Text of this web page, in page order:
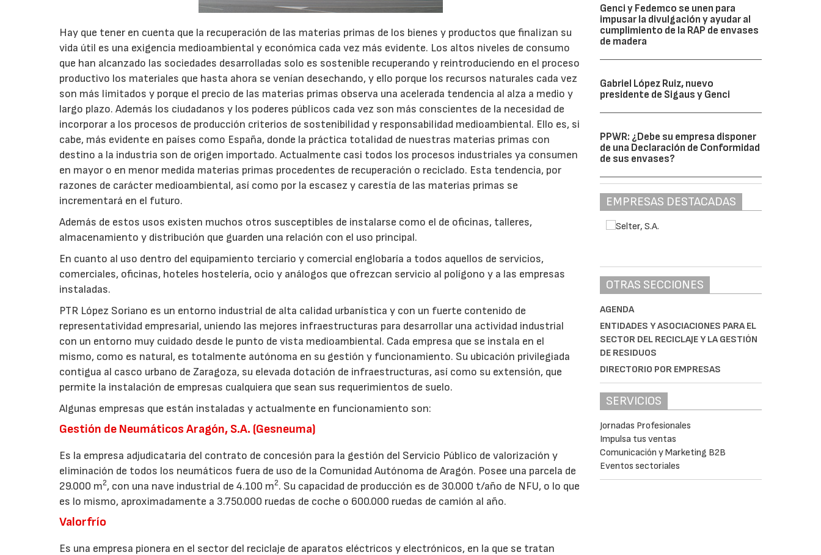
Hay que tener en cuenta que la recuperación de las materias primas de los bienes y productos que finalizan su
vida útil es una exigencia medioambiental y económica cada vez más evidente. Los altos niveles de consumo
que han alcanzado las sociedades desarrolladas solo es sostenible recuperando y reintroduciendo en el proceso
productivo los materiales que hasta ahora se venían desechando, y ello porque los recursos naturales cada vez
son más limitados y porque el precio de las materias primas observa una acelerada tendencia al alza a medio y
largo plazo. Además los ciudadanos y los poderes públicos cada vez son más conscientes de la necesidad de
incorporar a los procesos de producción criterios de sostenibilidad y responsabilidad medioambiental. Ello es, si
cabe, más evidente en países como España, donde la práctica totalidad de nuestras materias primas con
destino a la industria son de origen importado. Actualmente casi todos los procesos industriales ya consumen
en mayor o en menor medida materias primas procedentes de recuperación o reciclado. Esta tendencia, por
razones de carácter medioambiental, así como por la escasez y carestía de las materias primas se
incrementará en el futuro.
Además de estos usos existen muchos otros susceptibles de instalarse como el de oficinas, talleres,
almacenamiento y distribución que guarden una relación con el uso principal.
En cuanto al uso dentro del equipamiento terciario y comercial englobaría a todos aquellos de servicios,
comerciales, oficinas, hoteles hostelería, ocio y análogos que ofrezcan servicio al polígono y a las empresas
instaladas.
PTR López Soriano es un entorno industrial de alta calidad urbanística y con un fuerte contenido de
representatividad empresarial, uniendo las mejores infraestructuras para desarrollar una actividad industrial
con un entorno muy cuidado desde le punto de vista medioambiental. Cada empresa que se instala en el
mismo, como es natural, es totalmente autónoma en su gestión y funcionamiento. Su ubicación privilegiada
contigua al casco urbano de Zaragoza, su elevada dotación de infraestructuras, así como su extensión, que
permite la instalación de empresas cualquiera que sean sus requerimientos de suelo.
Algunas empresas que están instaladas y actualmente en funcionamiento son:
Gestión de Neumáticos Aragón, S.A. (Gesneuma)
Es la empresa adjudicataria del contrato de concesión para la gestión del Servicio Público de valorización y
eliminación de todos los neumáticos fuera de uso de la Comunidad Autónoma de Aragón. Posee una parcela de
29.000 m2, con una nave industrial de 4.100 m2. Su capacidad de producción es de 30.000 t/año de NFU, o lo que
es lo mismo, aproximadamente a 3.750.000 ruedas de coche o 600.000 ruedas de camión al año.
Valorfrío
Es una empresa pionera en el sector del reciclaje de aparatos eléctricos y electrónicos, en la que se tratan
Genci y Fedemco se unen para
impusar la divulgación y ayudar al
cumplimiento de la RAP de envases
de madera
Gabriel López Ruiz, nuevo
presidente de Sigaus y Genci
PPWR: ¿Debe su empresa disponer
de una Declaración de Conformidad
de sus envases?
EMPRESAS DESTACADAS
OTRAS SECCIONES
AGENDA
ENTIDADES Y ASOCIACIONES PARA EL
SECTOR DEL RECICLAJE Y LA GESTIÓN
DE RESIDUOS
DIRECTORIO POR EMPRESAS
SERVICIOS
Jornadas Profesionales
Impulsa tus ventas
Comunicación y Marketing B2B
Eventos sectoriales